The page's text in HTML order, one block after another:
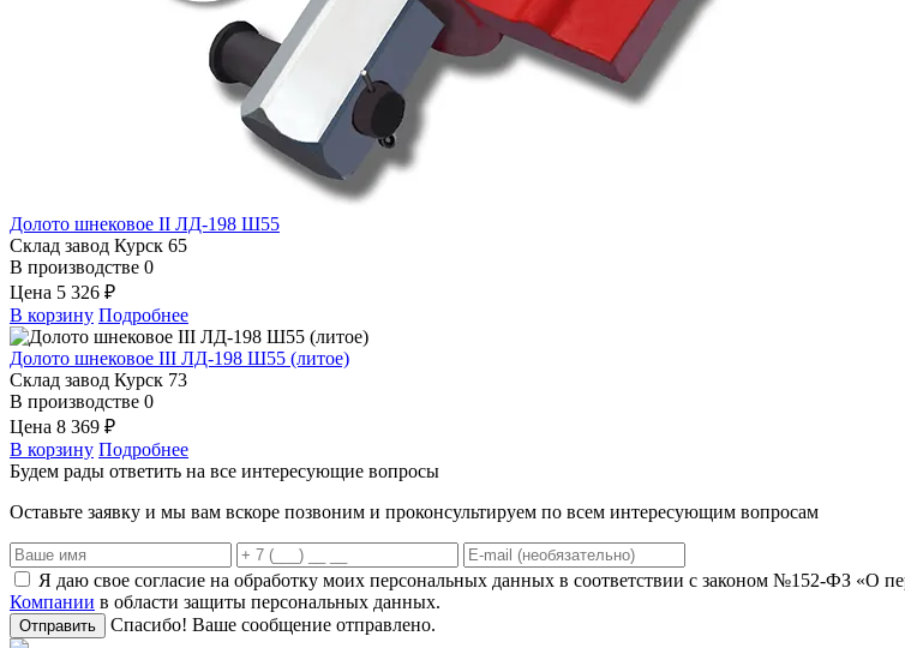
Долото шнековое II ЛД-198 Ш55
Склад завод Курск 65
В производстве 0
Цена 5 326 ₽
В корзину Подробнее
Долото шнековое III ЛД-198 Ш55 (литое)
Склад завод Курск 73
В производстве 0
Цена 8 369 ₽
В корзину Подробнее
Будем рады ответить на все интересующие вопросы
Оставьте заявку и мы вам вскоре позвоним и проконсультируем по всем интересующим вопросам
Я даю свое согласие на обработку моих персональных данных в соответствии с законом №152-ФЗ «О
Компании в области защиты персональных данных.
Отправить Спасибо! Ваше сообщение отправлено.